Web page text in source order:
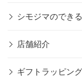
シモジマのでき
店舗紹介
ギフトラッピング